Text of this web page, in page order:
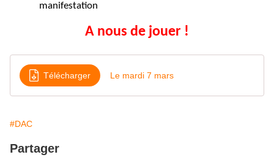
manifestation
A nous de jouer !
Télécharger Le mardi 7 mars
#DAC
Partager